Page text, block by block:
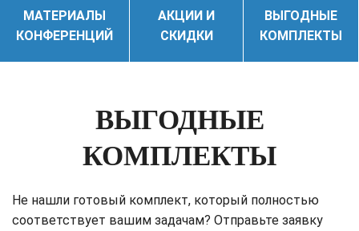
МАТЕРИАЛЫ
КОНФЕРЕНЦИЙ
АКЦИИ И
СКИДКИ
ВЫГОДНЫЕ
КОМПЛЕКТЫ
ВЫГОДНЫЕ
КОМПЛЕКТЫ
Не нашли готовый комплект, который полностью
соответствует вашим задачам? Отправьте заявку